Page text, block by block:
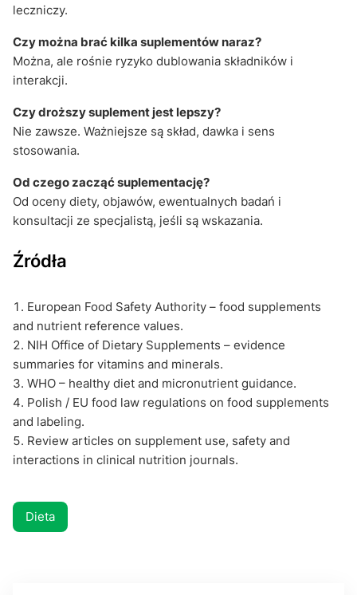
leczniczy.
Czy można brać kilka suplementów naraz?
Można, ale rośnie ryzyko dublowania składników i
interakcji.
Czy droższy suplement jest lepszy?
Nie zawsze. Ważniejsze są skład, dawka i sens
stosowania.
Od czego zacząć suplementację?
Od oceny diety, objawów, ewentualnych badań i
konsultacji ze specjalistą, jeśli są wskazania.
Źródła
European Food Safety Authority – food supplements
and nutrient reference values.
NIH Office of Dietary Supplements – evidence
summaries for vitamins and minerals.
WHO – healthy diet and micronutrient guidance.
Polish / EU food law regulations on food supplements
and labeling.
Review articles on supplement use, safety and
interactions in clinical nutrition journals.
Dieta